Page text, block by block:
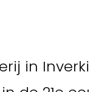
in